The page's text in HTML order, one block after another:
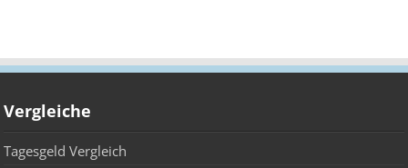
Vergleiche
Tagesgeld Vergleich